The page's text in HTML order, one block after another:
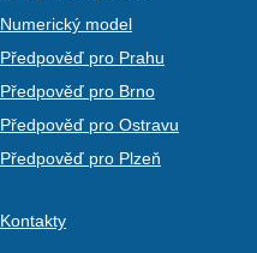
Numerický model
Předpověď pro Prahu
Předpověď pro Brno
Předpověď pro Ostravu
Předpověď pro Plzeň
Kontakty